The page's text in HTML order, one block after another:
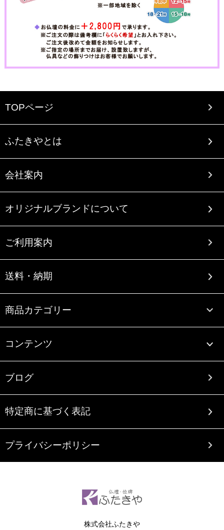
TOPページ
ふたきやとは
会社案内
オリジナルブランドについて
ご利用案内
送料・納期
商品カテゴリー
コンテンツ
ブログ
特定商に基づく表記
プライバシーポリシー
株式会社ふたきや